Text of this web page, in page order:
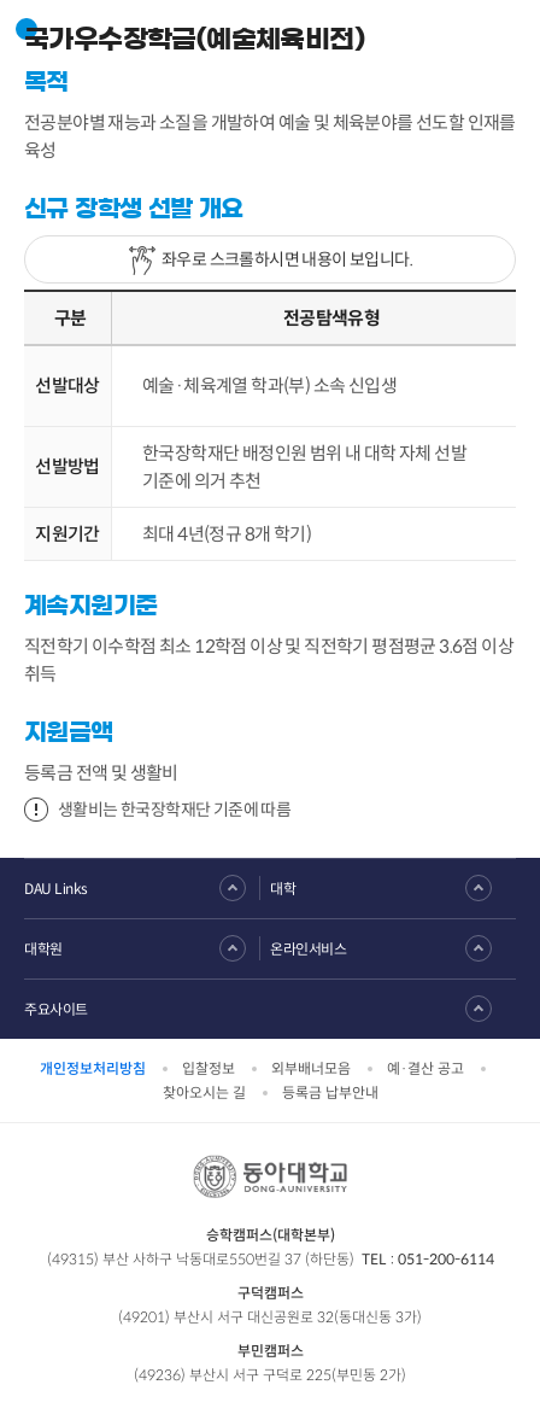
국가우수장학금(예술체육비전)
목적
전공분야별 재능과 소질을 개발하여 예술 및 체육분야를 선도할 인재를
육성
신규 장학생 선발 개요
좌우로 스크롤하시면 내용이 보입니다.
구분 전공탐색유형
선발대상 예술·체육계열 학과(부) 소속 신입생
선발방법
한국장학재단 배정인원 범위 내 대학 자체 선발
기준에 의거 추천
지원기간 최대 4년(정규 8개 학기)
계속지원기준
직전학기 이수학점 최소 12학점 이상 및 직전학기 평점평균 3.6점 이상
취득
지원금액
등록금 전액 및 생활비
생활비는 한국장학재단 기준에 따름
개인정보처리방침 입찰정보 외부배너모음
예·결산 공고
찾아오시는 길
등록금 납부안내
DAU Links 대학
대학원 온라인서비스
주요사이트
승학캠퍼스(대학본부)
(49315) 부산 사하구 낙동대로550번길 37 (하단동) TEL : 051-200-6114
구덕캠퍼스
(49201) 부산시 서구 대신공원로 32(동대신동 3가)
부민캠퍼스
(49236) 부산시 서구 구덕로 225(부민동 2가)